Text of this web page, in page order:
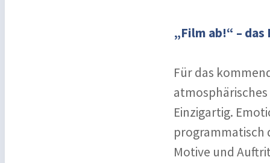
„Film ab!“ –
Für das
Einzigartig.
programmatisch
Motive und